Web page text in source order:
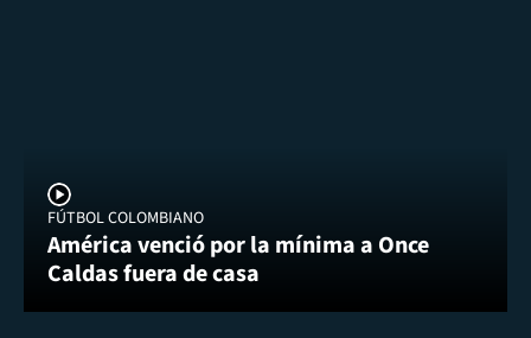
FÚTBOL COLOMBIANO
América venció por la mínima a Once
Caldas fuera de casa